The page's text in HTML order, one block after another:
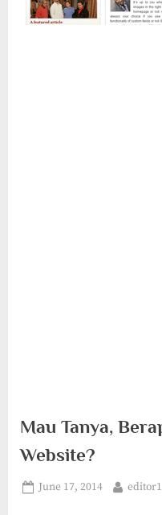
Mau Tanya,
Website?
Posted
June 17, 2014 By
editor1